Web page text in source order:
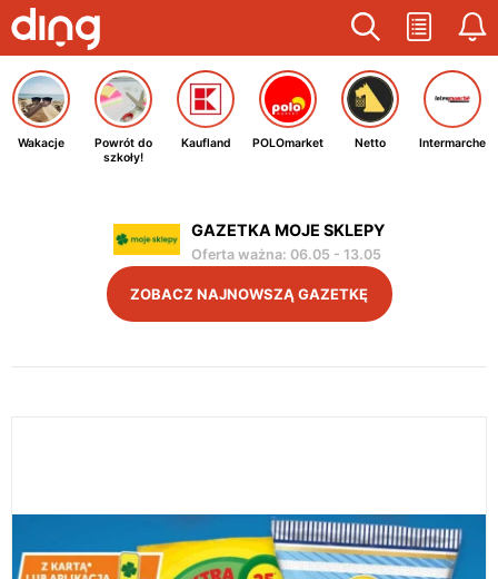
Wakacje
Powrót do
szkoły!
Kaufland POLOmarket Netto Intermarche
GAZETKA MOJE SKLEPY
Oferta ważna: 06.05 - 13.05
ZOBACZ NAJNOWSZĄ GAZETKĘ